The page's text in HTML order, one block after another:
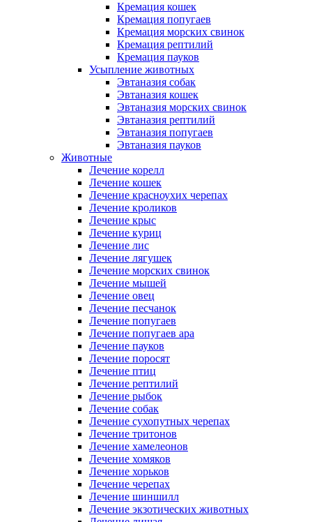
Кремация кошек
Кремация попугаев
Кремация морских свинок
Кремация рептилий
Кремация пауков
Усыпление животных
Эвтаназия собак
Эвтаназия кошек
Эвтаназия морских свинок
Эвтаназия рептилий
Эвтаназия попугаев
Эвтаназия пауков
Животные
Лечение корелл
Лечение кошек
Лечение красноухих черепах
Лечение кроликов
Лечение крыс
Лечение куриц
Лечение лис
Лечение лягушек
Лечение морских свинок
Лечение мышей
Лечение овец
Лечение песчанок
Лечение попугаев
Лечение попугаев ара
Лечение пауков
Лечение поросят
Лечение птиц
Лечение рептилий
Лечение рыбок
Лечение собак
Лечение сухопутных черепах
Лечение тритонов
Лечение хамелеонов
Лечение хомяков
Лечение хорьков
Лечение черепах
Лечение шиншилл
Лечение экзотических животных